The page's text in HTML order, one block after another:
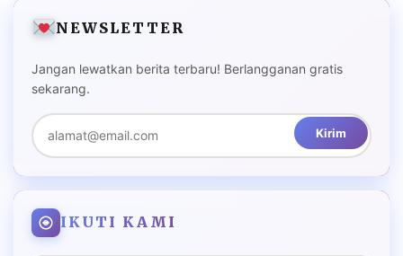
NEWSLETTER
Jangan lewatkan berita terbaru! Berlangganan gratis
sekarang.
Kirim
IKUTI KAMI